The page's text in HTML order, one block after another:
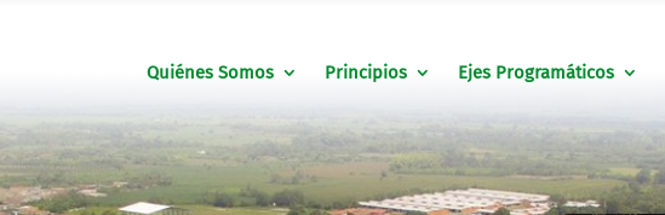
Quiénes Somos Principios Ejes Programáticos